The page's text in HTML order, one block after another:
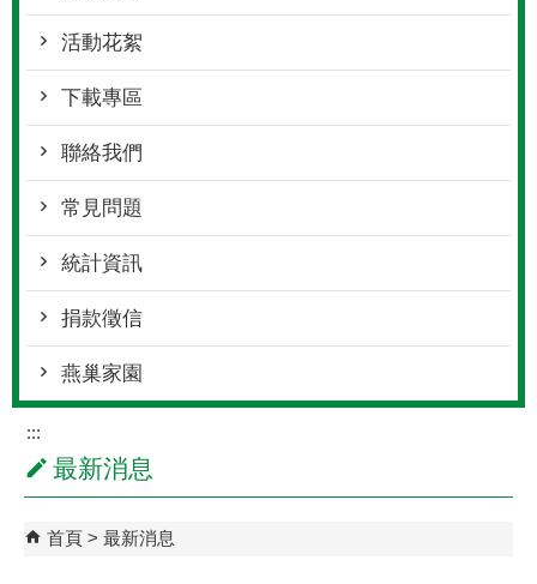
活動花絮
下載專區
聯絡我們
常見問題
統計資訊
捐款徵信
燕巢家園
:::
最新消息
首頁 最新消息